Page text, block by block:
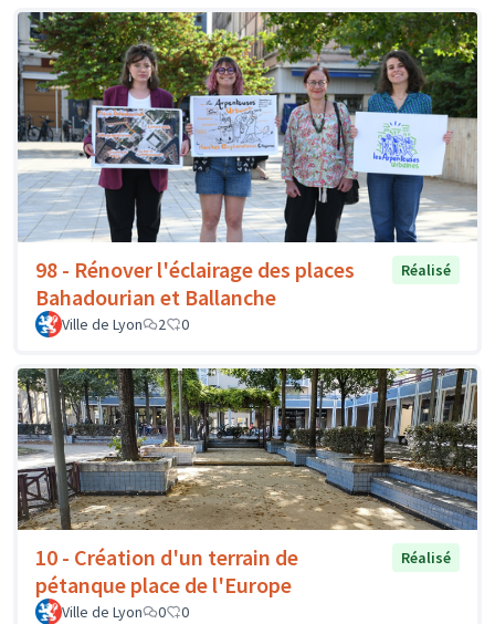
98 - Rénover l'éclairage des places
Bahadourian et Ballanche
Réalisé
Ville de Lyon 2 0
10 - Création d'un terrain de
pétanque place de l'Europe
Réalisé
Ville de Lyon 0 0